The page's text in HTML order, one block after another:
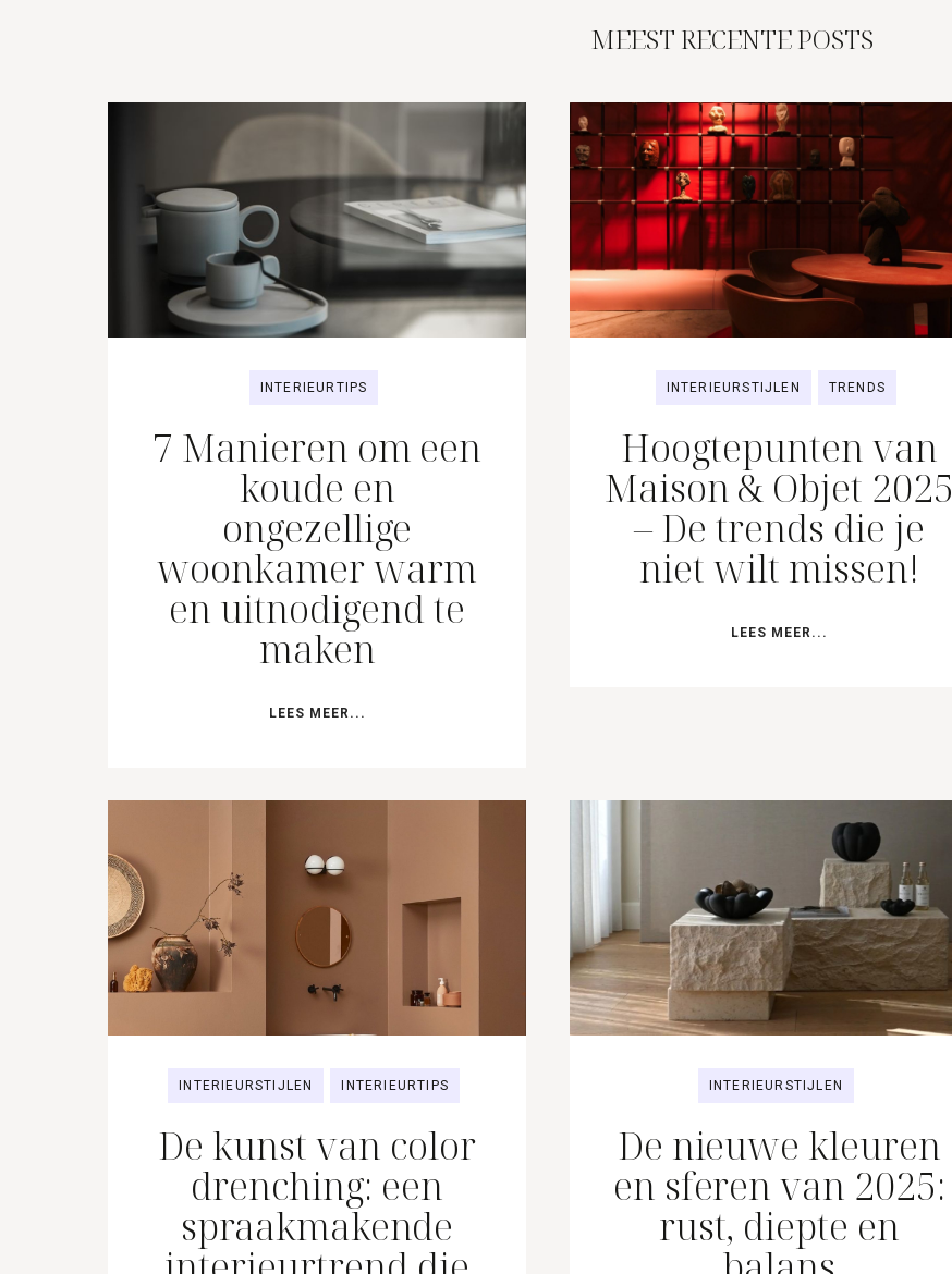
MEEST RECENTE POSTS
7 Manieren om een
koude en
ongezellige
woonkamer warm
en uitnodigend te
maken
INTERIEURTIPS
LEES MEER...
Hoogtepunten van
Maison & Objet 2025
– De trends die je
niet wilt missen!
INTERIEURSTIJLEN TRENDS
LEES MEER...
De kunst van color
drenching: een
spraakmakende
INTERIEURSTIJLEN INTERIEURTIPS
De nieuwe kleuren
en sferen van 2025:
rust, diepte en
INTERIEURSTIJLEN